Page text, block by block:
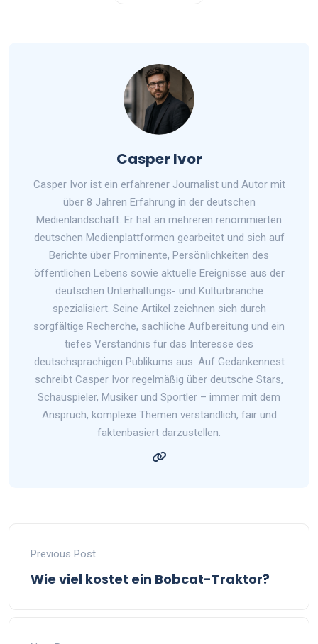
Casper Ivor
Casper Ivor ist ein erfahrener Journalist und Autor mit
über 8 Jahren Erfahrung in der deutschen
Medienlandschaft. Er hat an mehreren renommierten
deutschen Medienplattformen gearbeitet und sich auf
Berichte über Prominente, Persönlichkeiten des
öffentlichen Lebens sowie aktuelle Ereignisse aus der
deutschen Unterhaltungs- und Kulturbranche
spezialisiert. Seine Artikel zeichnen sich durch
sorgfältige Recherche, sachliche Aufbereitung und ein
tiefes Verständnis für das Interesse des
deutschsprachigen Publikums aus. Auf Gedankennest
schreibt Casper Ivor regelmäßig über deutsche Stars,
Schauspieler, Musiker und Sportler – immer mit dem
Anspruch, komplexe Themen verständlich, fair und
faktenbasiert darzustellen.
Previous Post
Wie viel kostet ein Bobcat-Traktor?